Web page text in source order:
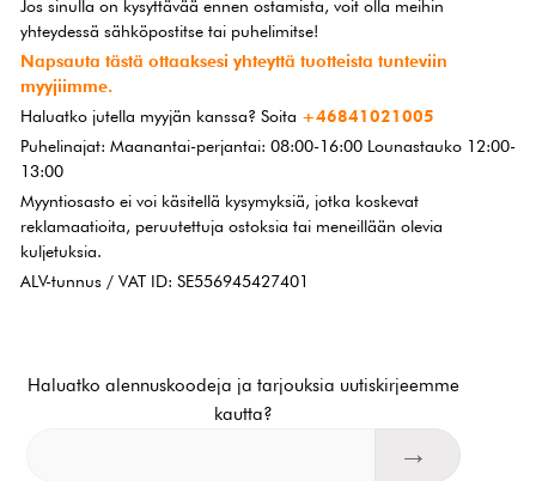
Jos sinulla on kysyttävää ennen ostamista, voit olla meihin
yhteydessä sähköpostitse tai puhelimitse!
Napsauta tästä ottaaksesi yhteyttä tuotteista tunteviin
myyjiimme.
Haluatko jutella myyjän kanssa? Soita +46841021005
Puhelinajat: Maanantai-perjantai: 08:00-16:00 Lounastauko 12:00-
13:00
Myyntiosasto ei voi käsitellä kysymyksiä, jotka koskevat
reklamaatioita, peruutettuja ostoksia tai meneillään olevia
kuljetuksia.
ALV-tunnus / VAT ID: SE556945427401
Haluatko alennuskoodeja ja tarjouksia uutiskirjeemme
kautta?